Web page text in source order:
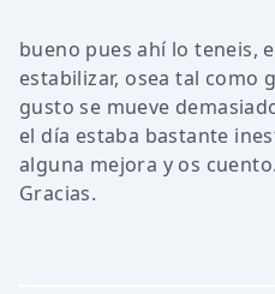
bueno pues ahí lo teneis,
estabilizar, osea tal como
gusto se mueve
el día estaba bastante
alguna mejora y os cuento.
Gracias.